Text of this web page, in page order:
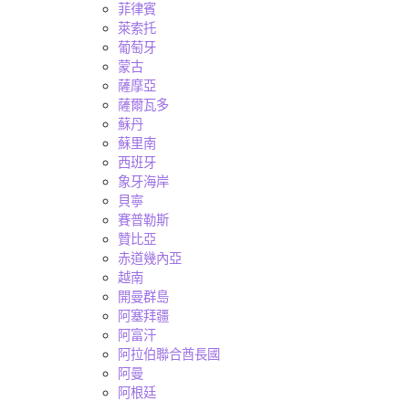
菲律賓
萊索托
葡萄牙
蒙古
薩摩亞
薩爾瓦多
蘇丹
蘇里南
西班牙
象牙海岸
貝寧
賽普勒斯
贊比亞
赤道幾內亞
越南
開曼群島
阿塞拜疆
阿富汗
阿拉伯聯合酋長國
阿曼
阿根廷